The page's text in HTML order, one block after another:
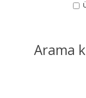
Arama